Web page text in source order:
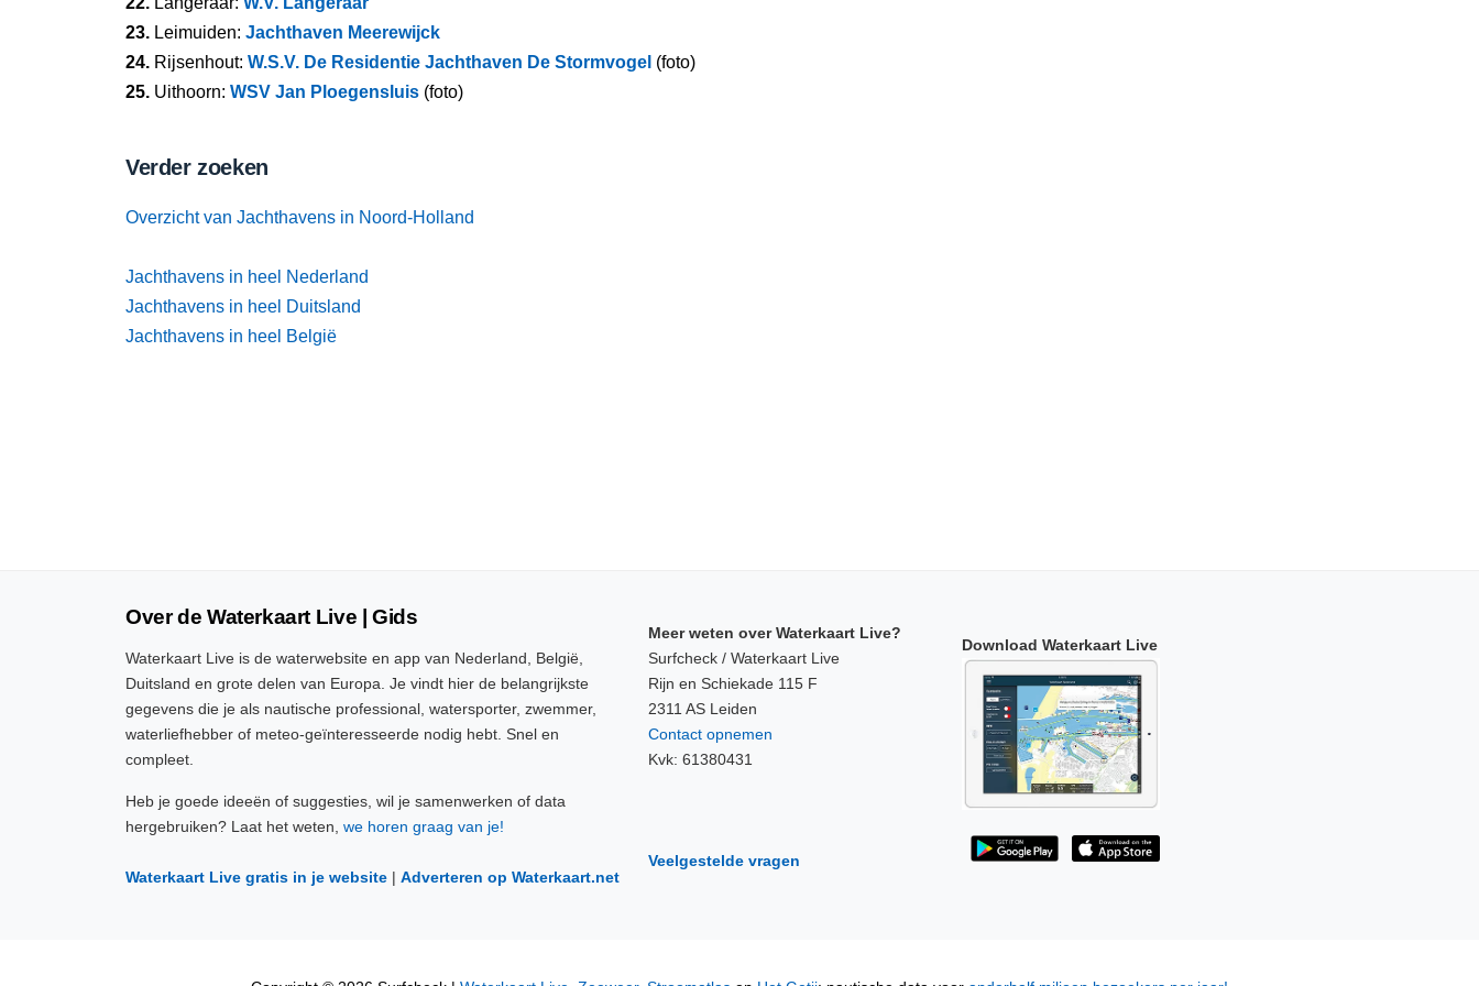
23. Leimuiden: Jachthaven Meerewijck
24. Rijsenhout: W.S.V. De Residentie Jachthaven De Stormvogel (foto)
25. Uithoorn: WSV Jan Ploegensluis (foto)
Verder zoeken
Overzicht van Jachthavens in Noord-Holland
Jachthavens in heel Nederland
Jachthavens in heel Duitsland
Jachthavens in heel België
Over de Waterkaart Live | Gids
Waterkaart Live is de waterwebsite en app van Nederland, België,
Duitsland en grote delen van Europa. Je vindt hier de belangrijkste
gegevens die je als nautische professional, watersporter, zwemmer,
waterliefhebber of meteo-geïnteresseerde nodig hebt. Snel en
compleet.
Heb je goede ideeën of suggesties, wil je samenwerken of data
hergebruiken? Laat het weten, we horen graag van je!
Waterkaart Live gratis in je website | Adverteren op Waterkaart.net
Meer weten over Waterkaart Live?
Surfcheck / Waterkaart Live
Rijn en Schiekade 115 F
2311 AS Leiden
Contact opnemen
Kvk: 61380431
Veelgestelde vragen
Download Waterkaart Live